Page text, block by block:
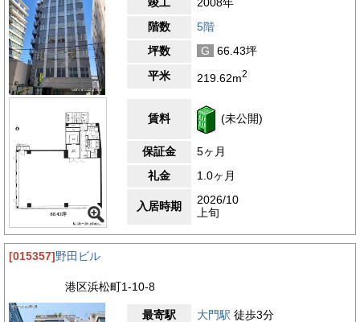
階数
5階
坪数
G
66.43坪
平米
219.62m2
賃料 (未公開)
保証金
5ヶ月
礼金
1.0ヶ月
入居時期
2026/10
上旬
[015357]野田ビル
港区浜松町1-10-8
最寄駅 大門駅 徒歩3分